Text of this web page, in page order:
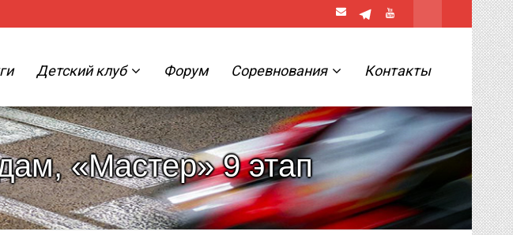
Детский клуб Форум Соревнования Контакты
«Мастер» 9 этап